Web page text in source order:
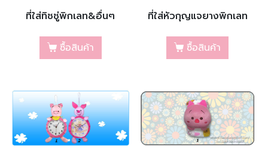
ที่ใส่ทิชชู่พิกเลท&อื่นๆ
ซื้อสินค้า
ที่ใส่หัวกุญแจยางพิกเลท
ซื้อสินค้า